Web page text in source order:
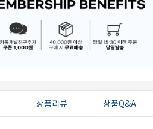
상품리뷰 상품Q&A